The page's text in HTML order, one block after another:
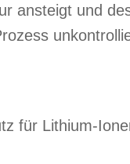
ansteigt und